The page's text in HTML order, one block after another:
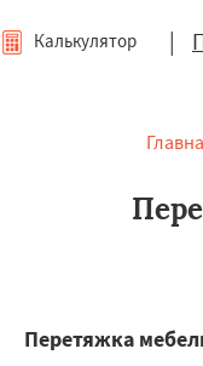
|
Калькулятор
Перетяжка